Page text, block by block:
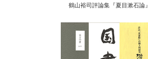
鶴山裕司評論集『夏目漱石論』